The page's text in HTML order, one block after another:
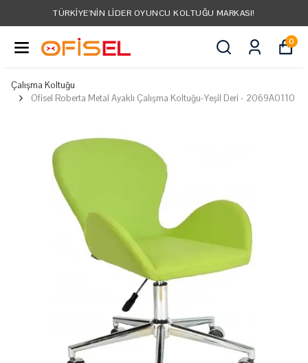
TÜRKIYE'NIN LIDER OYUNCU KOLTUĞU MARKASI!
0
Çalışma Koltuğu
Ofisel Roberta Metal Ayaklı Çalışma Koltuğu-Yeşil Deri - 2069A0110